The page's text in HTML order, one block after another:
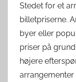
Stedet for et
billetpriserne.
byer eller
priser på
højere